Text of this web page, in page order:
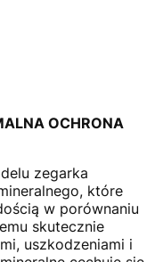
OCHRONA
zegarka
które
w porównaniu
skutecznie
uszkodzeniami i